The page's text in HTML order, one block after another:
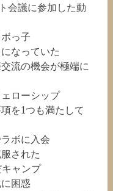
会議に参加した動
っ子
なっていた
流の機会が極端に
ローシップ
を1つも満たして
ボに入会
された
ャンプ
困惑